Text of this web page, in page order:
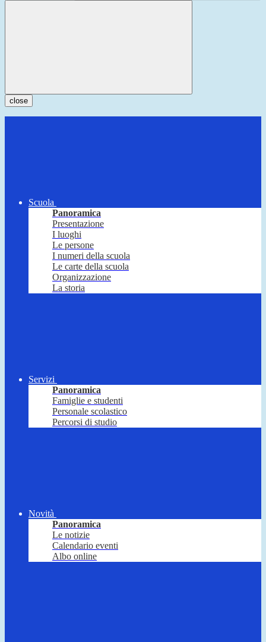
close
Scuola
Panoramica
Presentazione
I luoghi
Le persone
I numeri della scuola
Le carte della scuola
Organizzazione
La storia
Servizi
Panoramica
Famiglie e studenti
Personale scolastico
Percorsi di studio
Novità
Panoramica
Le notizie
Calendario eventi
Albo online